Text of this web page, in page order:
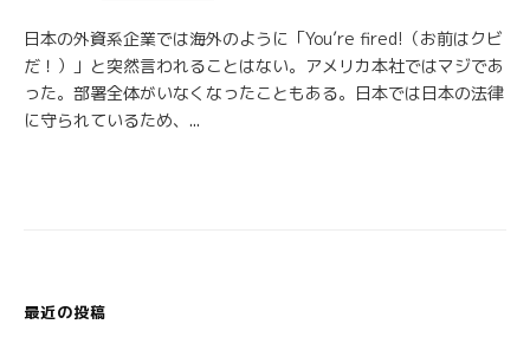
日本の外資系企業では海外のように「You’re fired!（お前はクビ
だ！）」と突然言われることはない。アメリカ本社ではマジであ
った。部署全体がいなくなったこともある。日本では日本の法律
に守られているため、...
最近の投稿